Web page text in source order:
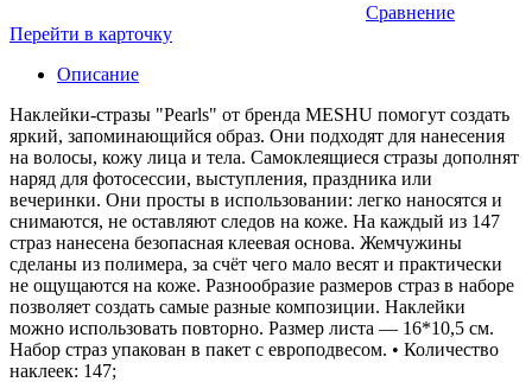
Сравнение
Перейти в карточку
Описание
Наклейки-стразы "Pearls" от бренда MESHU помогут создать
яркий, запоминающийся образ. Они подходят для нанесения
на волосы, кожу лица и тела. Самоклеящиеся стразы дополнят
наряд для фотосессии, выступления, праздника или
вечеринки. Они просты в использовании: легко наносятся и
снимаются, не оставляют следов на коже. На каждый из 147
страз нанесена безопасная клеевая основа. Жемчужины
сделаны из полимера, за счёт чего мало весят и практически
не ощущаются на коже. Разнообразие размеров страз в наборе
позволяет создать самые разные композиции. Наклейки
можно использовать повторно. Размер листа — 16*10,5 см.
Набор страз упакован в пакет с европодвесом. • Количество
наклеек: 147;